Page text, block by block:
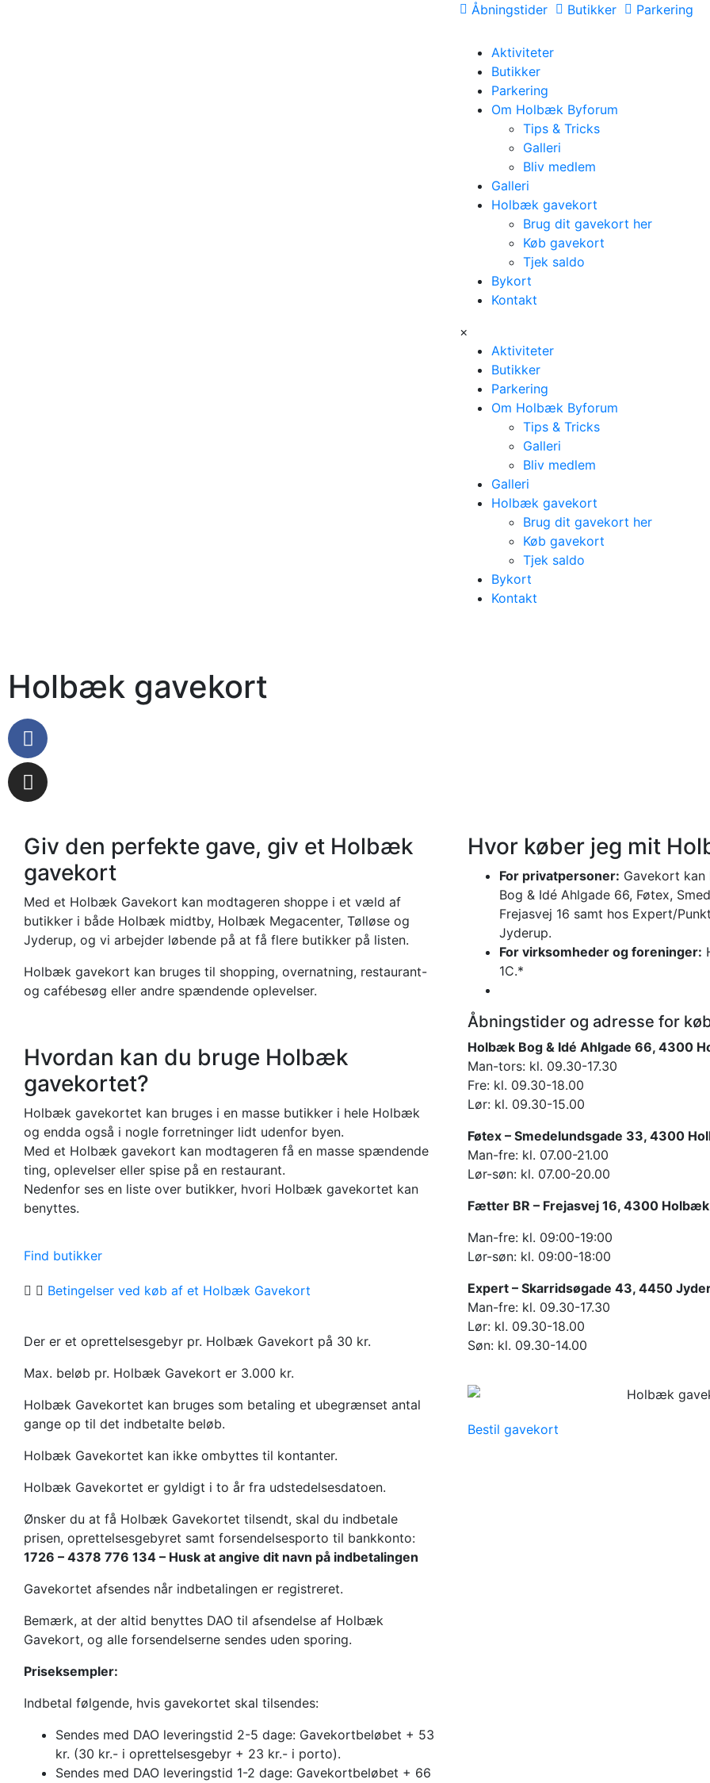
Åbningstider Butikker Parkering
Aktiviteter
Butikker
Parkering
Om Holbæk Byforum
Tips & Tricks
Galleri
Bliv medlem
Galleri
Holbæk gavekort
Brug dit gavekort her
Køb gavekort
Tjek saldo
Bykort
Kontakt
×
Aktiviteter
Butikker
Parkering
Om Holbæk Byforum
Tips & Tricks
Galleri
Bliv medlem
Galleri
Holbæk gavekort
Brug dit gavekort her
Køb gavekort
Tjek saldo
Bykort
Kontakt
Holbæk gavekort
Giv den perfekte gave, giv et Holbæk
gavekort
Med et Holbæk Gavekort kan modtageren shoppe i et væld af
butikker i både Holbæk midtby, Holbæk Megacenter, Tølløse og
Jyderup, og vi arbejder løbende på at få flere butikker på listen.
Holbæk gavekort kan bruges til shopping, overnatning, restaurant-
og cafébesøg eller andre spændende oplevelser.
Hvordan kan du bruge Holbæk
gavekortet?
Holbæk gavekortet kan bruges i en masse butikker i hele Holbæk
og endda også i nogle forretninger lidt udenfor byen.
Med et Holbæk gavekort kan modtageren få en masse spændende
ting, oplevelser eller spise på en restaurant.
Nedenfor ses en liste over butikker, hvori Holbæk gavekortet kan
benyttes.
Find butikker
Betingelser ved køb af et Holbæk Gavekort
Der er et oprettelsesgebyr pr. Holbæk Gavekort på 30 kr.
Max. beløb pr. Holbæk Gavekort er 3.000 kr.
Holbæk Gavekortet kan bruges som betaling et ubegrænset antal
gange op til det indbetalte beløb.
Holbæk Gavekortet kan ikke ombyttes til kontanter.
Holbæk Gavekortet er gyldigt i to år fra udstedelsesdatoen.
Ønsker du at få Holbæk Gavekortet tilsendt, skal du indbetale
prisen, oprettelsesgebyret samt forsendelsesporto til bankkonto:
1726 – 4378 776 134 – Husk at angive dit navn på indbetalingen
Gavekortet afsendes når indbetalingen er registreret.
Bemærk, at der altid benyttes DAO til afsendelse af Holbæk
Gavekort, og alle forsendelserne sendes uden sporing.
Priseksempler:
Indbetal følgende, hvis gavekortet skal tilsendes:
Sendes med DAO leveringstid 2-5 dage: Gavekortbeløbet + 53
kr. (30 kr.- i oprettelsesgebyr + 23 kr.- i porto).
Sendes med DAO leveringstid 1-2 dage: Gavekortbeløbet + 66
Hvor køber jeg mit
For privatpersoner: Gavekort
Bog & Idé Ahlgade 66, Føtex,
Frejasvej 16 samt hos Expert/
Jyderup.
For virksomheder og foreninger:
1C.*
Åbningstider og adresse for
Holbæk Bog & Idé Ahlgade 66, 4300
Man-tors: kl. 09.30-17.30
Fre: kl. 09.30-18.00
Lør: kl. 09.30-15.00
Føtex – Smedelundsgade 33, 4300
Man-fre: kl. 07.00-21.00
Lør-søn: kl. 07.00-20.00
Fætter BR – Frejasvej 16, 4300 Holbæk
Man-fre: kl. 09:00-19:00
Lør-søn: kl. 09:00-18:00
Expert – Skarridsøgade 43, 4450
Man-fre: kl. 09.30-17.30
Lør: kl. 09.30-18.00
Søn: kl. 09.30-14.00
Bestil gavekort